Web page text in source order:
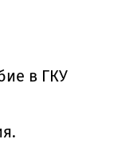
в ГКУ